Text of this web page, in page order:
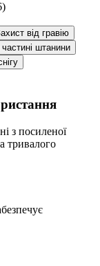
від гравію
частині штанини
з посиленої
тривалого